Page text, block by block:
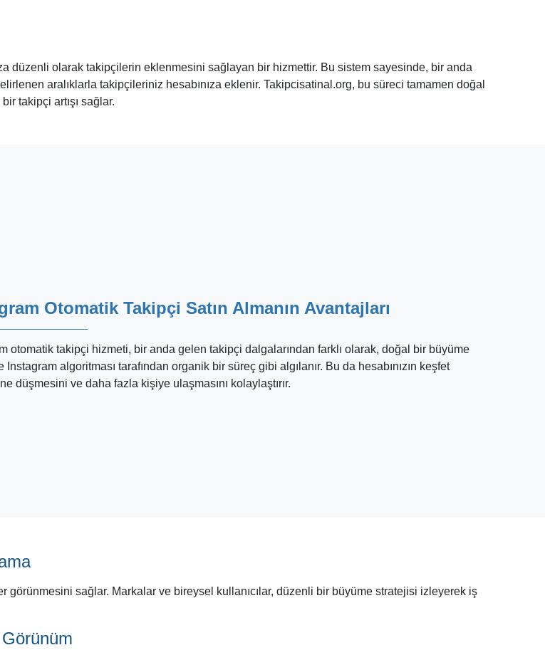
düzenli olarak takipçilerin eklenmesini sağlayan bir hizmettir. Bu sistem sayesinde, bir anda
aralıklarla takipçileriniz hesabınıza eklenir. Takipcisatinal.org, bu süreci tamamen doğal
takipçi artışı sağlar.
Otomatik Takipçi Satın Almanın Avantajları
otomatik takipçi hizmeti, bir anda gelen takipçi dalgalarından farklı olarak, doğal bir büyüme
Instagram algoritması tarafından organik bir süreç gibi algılanır. Bu da hesabınızın keşfet
düşmesini ve daha fazla kişiye ulaşmasını kolaylaştırır.
görünmesini sağlar. Markalar ve bireysel kullanıcılar, düzenli bir büyüme stratejisi izleyerek iş